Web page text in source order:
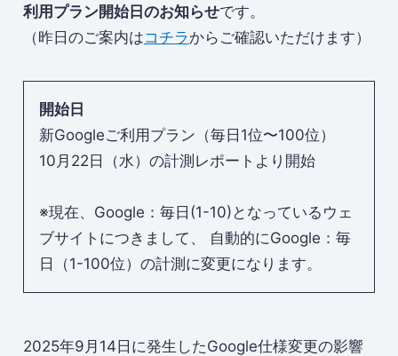
利用プラン開始日のお知らせです。
（昨日のご案内はコチラ からご確認いただけます）
開始日
新Googleご利用プラン（毎日1位〜100位）
10月22日（水）の計測レポートより開始
※現在、Google：毎日(1-10)となっているウェ
ブサイトにつきまして、 自動的にGoogle：毎
日（1-100位）の計測に変更になります。
2025年9月14日に発生したGoogle仕様変更の影響